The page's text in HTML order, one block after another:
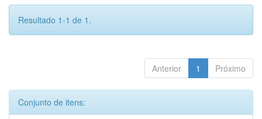
Resultado 1-1 de 1.
Anterior 1 Próximo
Conjunto de itens: